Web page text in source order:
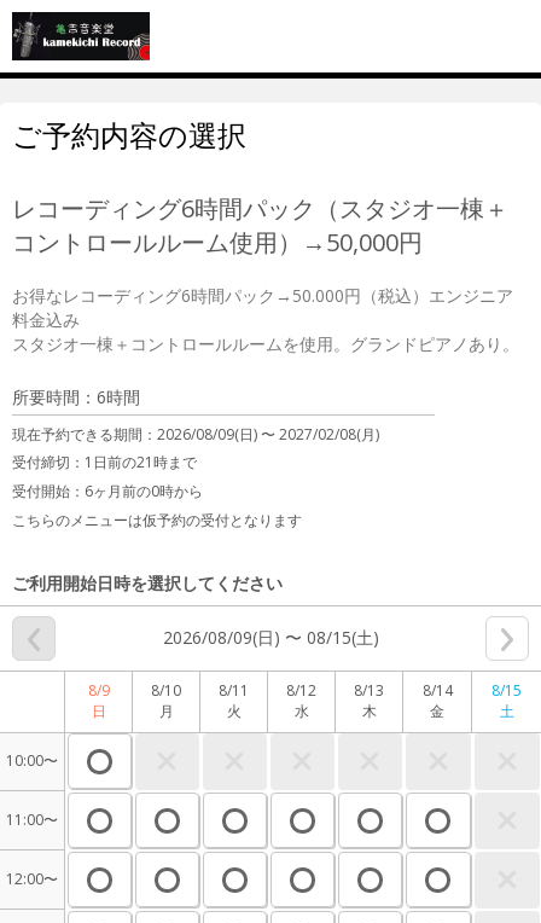
ご予約内容の選択
レコーディング6時間パック（スタジオ一棟＋
コントロールルーム使用）→50,000円
お得なレコーディング6時間パック→50.000円（税込）エンジニア
料金込み
所要時間：6時間
現在予約できる期間： 2026/08/09(日) 〜2027/02/08(月)
受付締切： 1日前の21時まで
受付開始： 6ヶ月前の0時から
こちらのメニューは仮予約の受付となります
ご利用開始日時を選択してください
2026/08/09(日) 〜 08/15(土)
8/9
日
8/10
月
8/11
火
8/12
水
8/13
木
8/14
金
8/15
土
10:00〜
11:00〜
12:00〜